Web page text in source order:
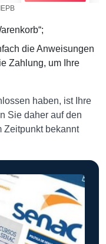
die Anweisungen
Zahlung, um Ihre
haben, ist Ihre
Sie daher auf den
Zeitpunkt bekannt